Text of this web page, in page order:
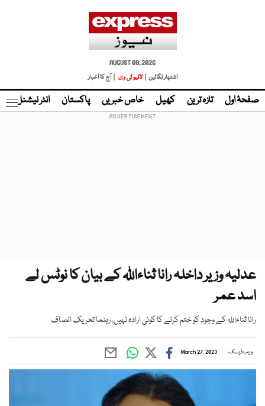
AUGUST 09, 2026
اشتہار لگائیں |
لائیو ٹی وی | آج کا اخبار
صفحۂ اول تازہ ترین کھیل خاص خبریں پاکستان انٹر نیشنل
عدلیہ وزیر داخلہ رانا ثناءاللہ کے بیان کا نوٹس لے
اسد عمر
رانا ثناءاللہ کے وجود کو ختم کرنے کا کوئی ارادہ نہیں، رہنما تحریک انصاف
ویب ڈیسک March 27, 2023